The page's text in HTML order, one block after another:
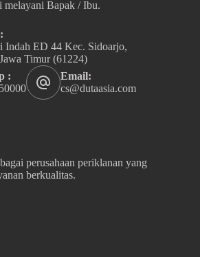
melayani Bapak / Ibu.
Indah ED 44 Kec. Sidoarjo,
Timur (61224)
:
Email:
cs@dutaasia.com
perusahaan periklanan yang
berkualitas.